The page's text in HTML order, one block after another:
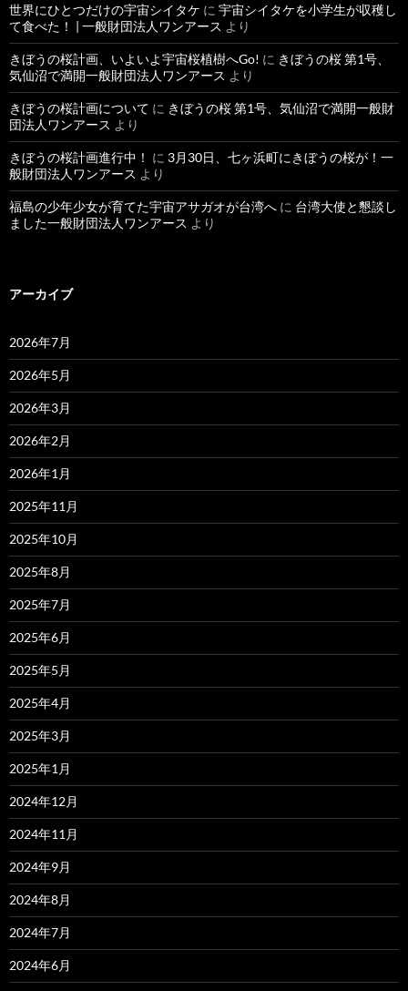
世界にひとつだけの宇宙シイタケ に 宇宙シイタケを小学生が収穫し
て食べた！ | 一般財団法人ワンアース より
きぼうの桜計画、いよいよ宇宙桜植樹へGo! に きぼうの桜 第1号、
気仙沼で満開一般財団法人ワンアース より
きぼうの桜計画について に きぼうの桜 第1号、気仙沼で満開一般財
団法人ワンアース より
きぼうの桜計画進行中！ に 3月30日、七ヶ浜町にきぼうの桜が！一
般財団法人ワンアース より
福島の少年少女が育てた宇宙アサガオが台湾へ に 台湾大使と懇談し
ました一般財団法人ワンアース より
アーカイブ
2026年7月
2026年5月
2026年3月
2026年2月
2026年1月
2025年11月
2025年10月
2025年8月
2025年7月
2025年6月
2025年5月
2025年4月
2025年3月
2025年1月
2024年12月
2024年11月
2024年9月
2024年8月
2024年7月
2024年6月